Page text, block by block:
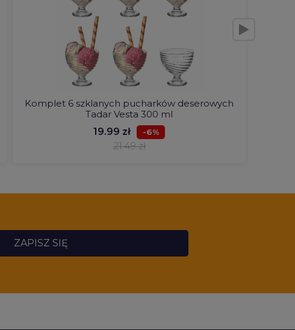
Komplet 6 szklanych pucharków deserowych
Tadar Vesta 300 ml
19.99 zł
-6%
21.49 zł
ZAPISZ SIĘ